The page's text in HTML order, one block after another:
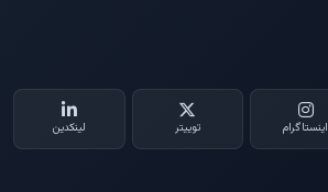
اینستاگرام توییتر لینکدین